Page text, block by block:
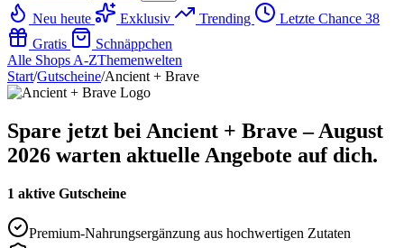
Neu heute
Exklusiv Trending Letzte Chance 38
Gratis
Schnäppchen
Alle Shops A-ZThemenwelten
Start/Gutscheine/Ancient + Brave
Spare jetzt bei Ancient + Brave – August
2026 warten aktuelle Angebote auf dich.
1 aktive Gutscheine
Premium-Nahrungsergänzung aus hochwertigen Zutaten